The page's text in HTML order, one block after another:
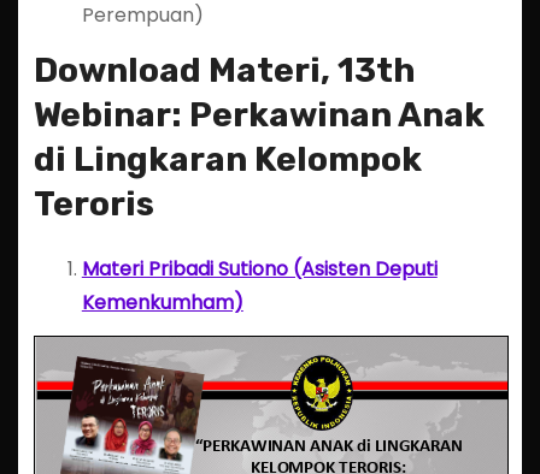
Perempuan)
Download Materi, 13th
Webinar: Perkawinan Anak
di Lingkaran Kelompok
Teroris
Materi Pribadi Sutiono (Asisten Deputi
Kemenkumham)